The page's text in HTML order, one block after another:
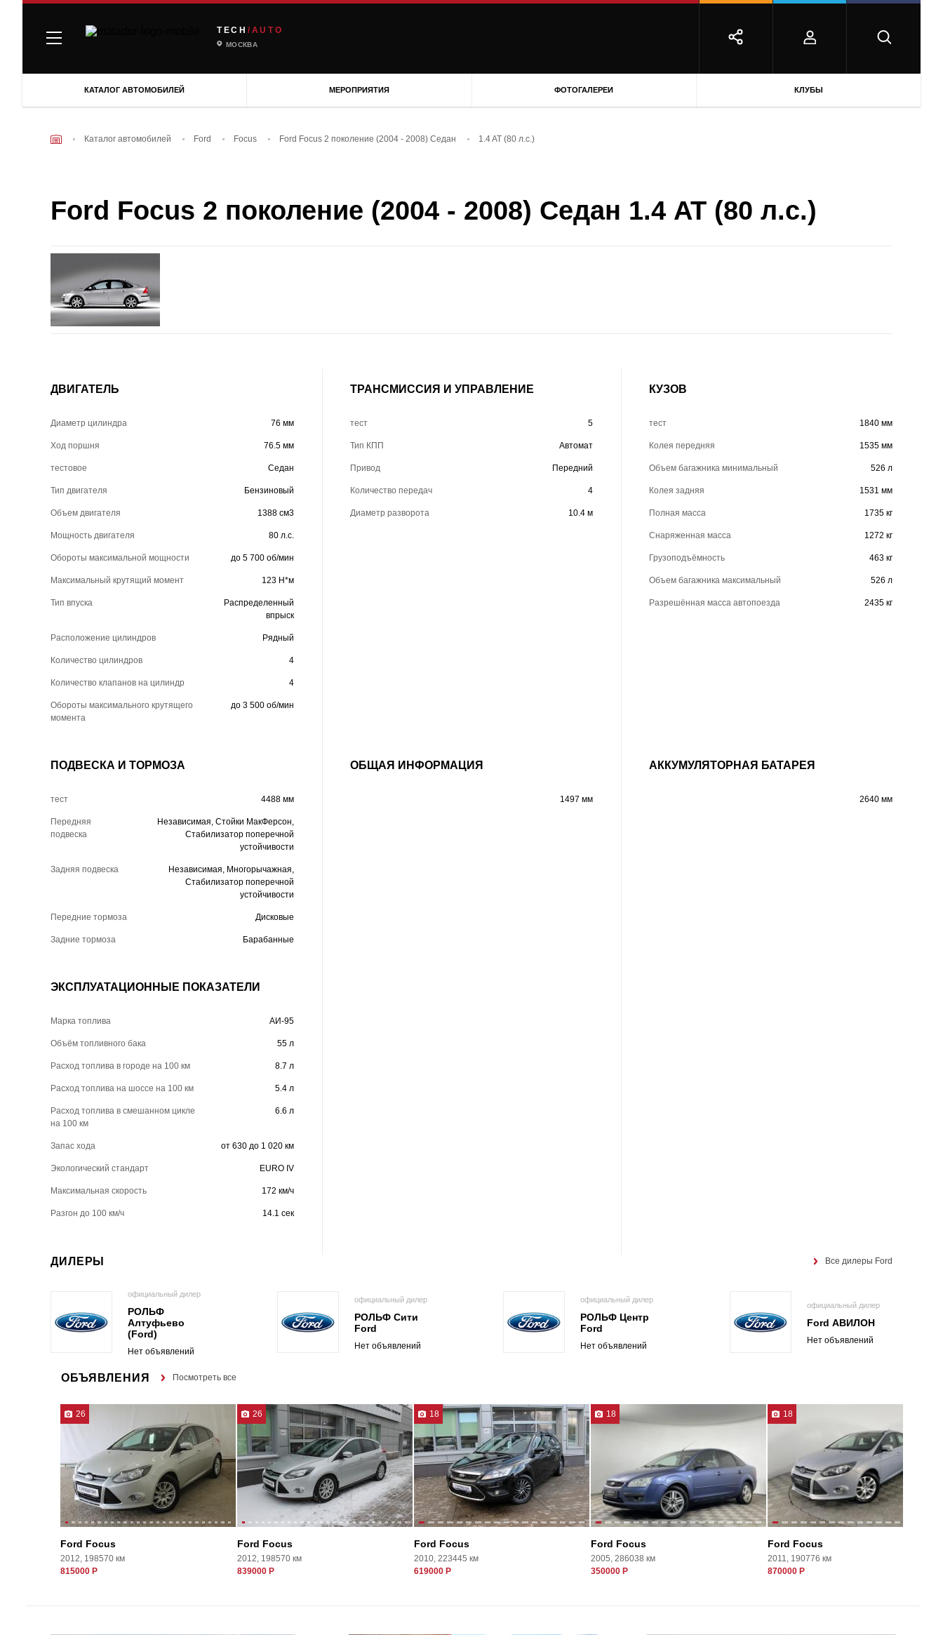
TECH /AUTO
МОСКВА
КАТАЛОГ АВТОМОБИЛЕЙ МЕРОПРИЯТИЯ ФОТОГАЛЕРЕИ КЛУБЫ
Каталог автомобилей Ford Focus Ford Focus 2 поколение (2004 - 2008) Седан 1.4 AT (80 л.с.)
Ford Focus 2 поколение (2004 - 2008) Седан 1.4 AT (80 л.с.)
ДВИГАТЕЛЬ
Диаметр цилиндра 76 мм
Ход поршня 76.5 мм
тестовое Седан
Тип двигателя Бензиновый
Объем двигателя 1388 см3
Мощность двигателя 80 л.с.
Обороты максимальной мощности до 5 700 об/мин
Максимальный крутящий момент 123 Н*м
Тип впуска
Распределенный
впрыск
Расположение цилиндров Рядный
Количество цилиндров 4
Количество клапанов на цилиндр 4
Обороты максимального крутящего
момента
до 3 500 об/мин
ТРАНСМИССИЯ И УПРАВЛЕНИЕ
тест 5
Тип КПП Автомат
Привод Передний
Количество передач 4
Диаметр разворота 10.4 м
КУЗОВ
тест 1840 мм
Колея передняя 1535 мм
Объем багажника минимальный 526 л
Колея задняя 1531 мм
Полная масса 1735 кг
Снаряженная масса 1272 кг
Грузоподъёмность 463 кг
Объем багажника максимальный 526 л
Разрешённая масса автопоезда 2435 кг
ПОДВЕСКА И ТОРМОЗА
тест 4488 мм
Передняя
подвеска
Независимая, Стойки МакФерсон,
Стабилизатор поперечной
устойчивости
Задняя подвеска
Независимая, Многорычажная,
Стабилизатор поперечной
устойчивости
Передние тормоза Дисковые
Задние тормоза Барабанные
ОБЩАЯ ИНФОРМАЦИЯ
1497 мм
АККУМУЛЯТОРНАЯ БАТАРЕЯ
2640 мм
ЭКСПЛУАТАЦИОННЫЕ ПОКАЗАТЕЛИ
Марка топлива АИ-95
Объём топливного бака 55 л
Расход топлива в городе на 100 км 8.7 л
Расход топлива на шоссе на 100 км 5.4 л
Расход топлива в смешанном цикле
на 100 км
6.6 л
Запас хода от 630 до 1 020 км
Экологический стандарт EURO IV
Максимальная скорость 172 км/ч
Разгон до 100 км/ч 14.1 сек
ДИЛЕРЫ Все дилеры Ford
официальный дилер
РОЛЬФ
Алтуфьево
(Ford)
Нет объявлений
официальный дилер
РОЛЬФ Сити
Ford
Нет объявлений
официальный дилер
РОЛЬФ Центр
Ford
Нет объявлений
официальный дилер
Ford АВИЛОН
Нет объявлений
ОБЪЯВЛЕНИЯ Посмотреть все
26
Ford Focus
2012, 198570 км
815000 Р
26
Ford Focus
2012, 198570 км
839000 Р
18
Ford Focus
2010, 223445 км
619000 Р
18
Ford Focus
2005, 286038 км
350000 Р
18
Ford Focus
2011, 190776 км
870000 Р